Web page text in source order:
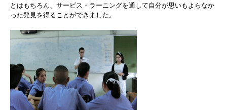
とはもちろん、サービス・ラーニングを通して自分が思いもよらなか
った発見を得ることができました。